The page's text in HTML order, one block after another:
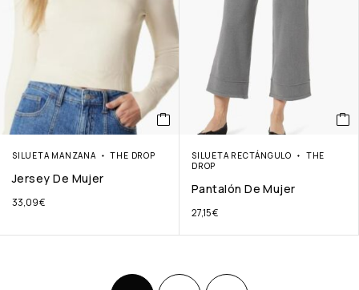
SILUETA MANZANA THE DROP
Jersey De Mujer
33,09€
SILUETA RECTÁNGULO
THE
DROP
Pantalón De Mujer
27,15€